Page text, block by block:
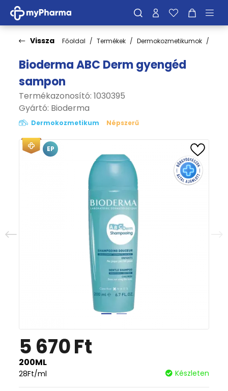
Vissza Főoldal Termékek Dermokozmetikumok
Bioderma ABC Derm gyengéd
sampon
Termékazonosító: 1030395
Gyártó: Bioderma
Dermokozmetikum Népszerű
EP
5 670Ft
200ML
28Ft/ml Készleten